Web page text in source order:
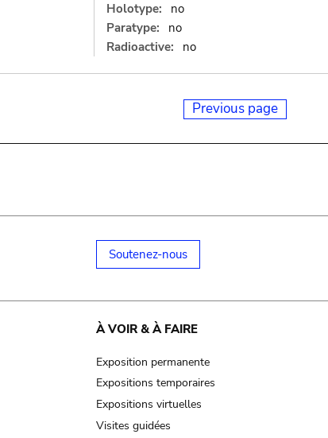
Holotype:
no
Paratype:
no
Radioactive:
no
Previous page
Soutenez-nous
À VOIR & À FAIRE
Exposition permanente
Expositions temporaires
Expositions virtuelles
Visites guidées